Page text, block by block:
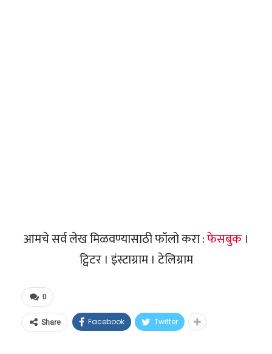
आमचे सर्व लेख मिळवण्यासाठी फॉलो करा :फेसबुक ।
ट्विटर । इंस्टाग्राम । टेलिग्राम
0
Share Facebook Twitter